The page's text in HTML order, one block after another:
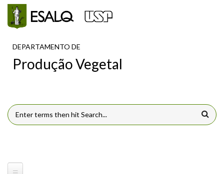
Pular para o conteúdo principal
DEPARTAMENTO DE
Produção Vegetal
FORMULÁRIO DE BUSCA